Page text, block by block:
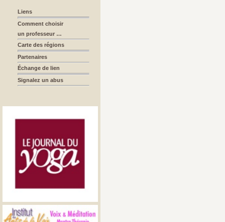
Liens
Comment choisir
un professeur …
Carte des régions
Partenaires
Échange de lien
Signalez un abus